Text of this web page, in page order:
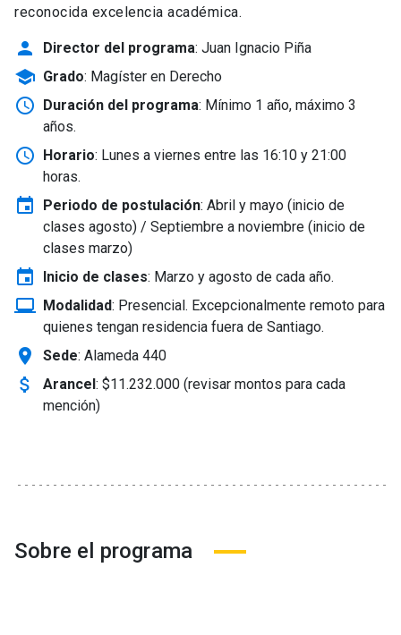
reconocida excelencia académica.
person Director del programa: Juan Ignacio Piña
school Grado: Magíster en Derecho
schedule Duración del programa: Mínimo 1 año, máximo 3
años.
schedule Horario: Lunes a viernes entre las 16:10 y 21:00
horas.
event Periodo de postulación: Abril y mayo (inicio de
clases agosto) / Septiembre a noviembre (inicio de
clases marzo)
event Inicio de clases: Marzo y agosto de cada año.
laptop_windows Modalidad: Presencial. Excepcionalmente remoto para
quienes tengan residencia fuera de Santiago.
location_on Sede: Alameda 440
attach_money Arancel: $11.232.000 (revisar montos para cada
mención)
Sobre el programa